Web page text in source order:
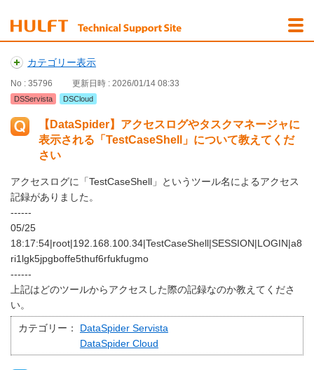
カテゴリー表示
No : 35796 更新日時 : 2026/01/14 08:33
DSServista DSCloud
【DataSpider】アクセスログやタスクマネージャに
表示される「TestCaseShell」について教えてくだ
さい
アクセスログに「TestCaseShell」というツール名によるアクセス
記録がありました。
------
05/25
18:17:54|root|192.168.100.34|TestCaseShell|SESSION|LOGIN|a8
ri1lgk5jpgboffe5thuf6rfukfugmo
------
上記はどのツールからアクセスした際の記録なのか教えてくださ
い。
カテゴリー：
DataSpider Servista
DataSpider Cloud